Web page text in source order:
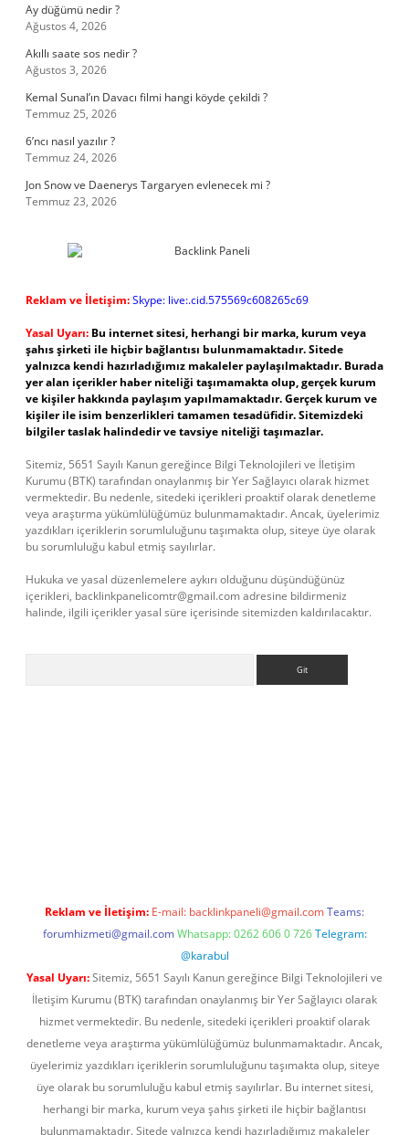
Ay düğümü nedir ?
Ağustos 4, 2026
Akıllı saate sos nedir ?
Ağustos 3, 2026
Kemal Sunal’ın Davacı filmi hangi köyde çekildi ?
Temmuz 25, 2026
6’ncı nasıl yazılır ?
Temmuz 24, 2026
Jon Snow ve Daenerys Targaryen evlenecek mi ?
Temmuz 23, 2026
Reklam ve İletişim:Skype: live:.cid.575569c608265c69
Yasal Uyarı: Bu internet sitesi, herhangi bir marka, kurum veya
şahıs şirketi ile hiçbir bağlantısı bulunmamaktadır. Sitede
yalnızca kendi hazırladığımız makaleler paylaşılmaktadır. Burada
yer alan içerikler haber niteliği taşımamakta olup, gerçek kurum
ve kişiler hakkında paylaşım yapılmamaktadır. Gerçek kurum ve
kişiler ile isim benzerlikleri tamamen tesadüfidir. Sitemizdeki
bilgiler taslak halindedir ve tavsiye niteliği taşımazlar.
Sitemiz, 5651 Sayılı Kanun gereğince Bilgi Teknolojileri ve İletişim
Kurumu (BTK) tarafından onaylanmış bir Yer Sağlayıcı olarak hizmet
vermektedir. Bu nedenle, sitedeki içerikleri proaktif olarak denetleme
veya araştırma yükümlülüğümüz bulunmamaktadır. Ancak, üyelerimiz
yazdıkları içeriklerin sorumluluğunu taşımakta olup, siteye üye olarak
bu sorumluluğu kabul etmiş sayılırlar.
Hukuka ve yasal düzenlemelere aykırı olduğunu düşündüğünüz
içerikleri, backlinkpanelicomtr@gmail.comadresine bildirmeniz
halinde, ilgili içerikler yasal süre içerisinde sitemizden kaldırılacaktır.
Reklam ve İletişim: E-mail: backlinkpaneli@gmail.comTeams:
forumhizmeti@gmail.com Whatsapp: 0262 606 0 726 Telegram:
@karabul
Yasal Uyarı:Sitemiz, 5651 Sayılı Kanun gereğince Bilgi Teknolojileri ve
İletişim Kurumu (BTK) tarafından onaylanmış bir Yer Sağlayıcı olarak
hizmet vermektedir. Bu nedenle, sitedeki içerikleri proaktif olarak
denetleme veya araştırma yükümlülüğümüz bulunmamaktadır. Ancak,
üyelerimiz yazdıkları içeriklerin sorumluluğunu taşımakta olup, siteye
üye olarak bu sorumluluğu kabul etmiş sayılırlar. Bu internet sitesi,
herhangi bir marka, kurum veya şahıs şirketi ile hiçbir bağlantısı
bulunmamaktadır. Sitede yalnızca kendi hazırladığımız makaleler